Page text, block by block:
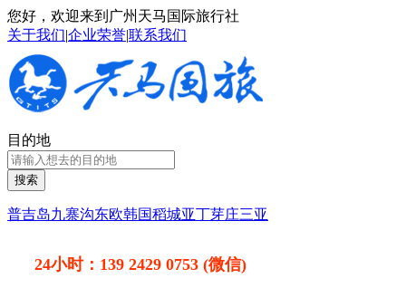
您好，欢迎来到广州天马国际旅行社
关于我们|企业荣誉|联系我们
目的地
搜索
普吉岛九寨沟东欧韩国稻城亚丁芽庄三亚
24小时： 139 2429 0753 (微信)